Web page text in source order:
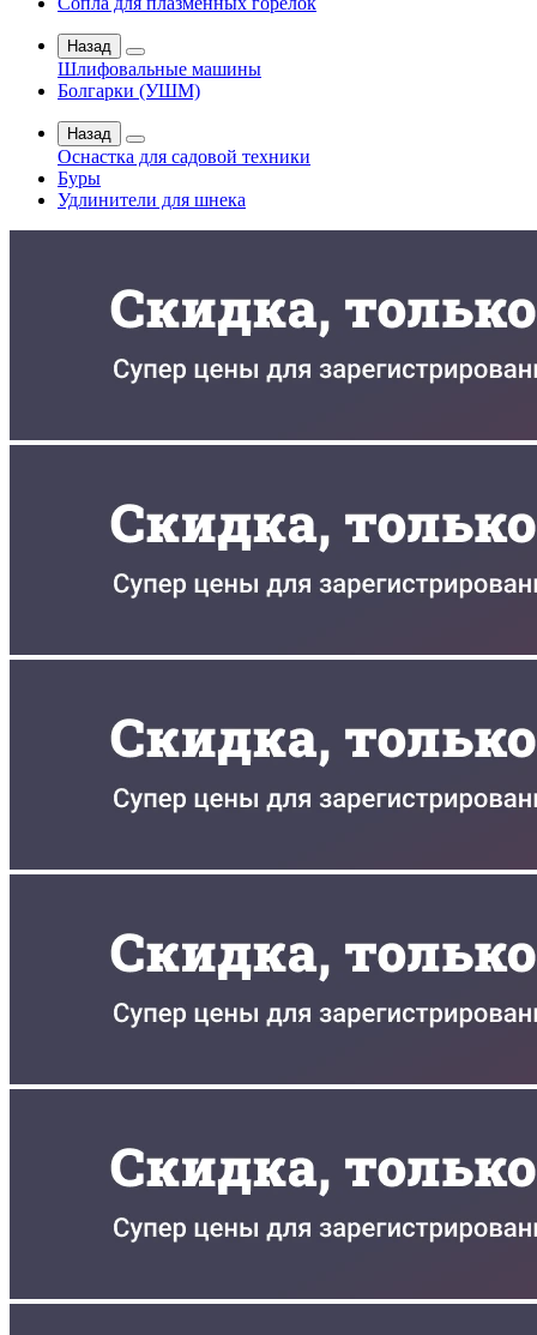
Назад
Шлифовальные машины
Болгарки (УШМ)
Назад
Оснастка для садовой техники
Буры
Удлинители для шнека